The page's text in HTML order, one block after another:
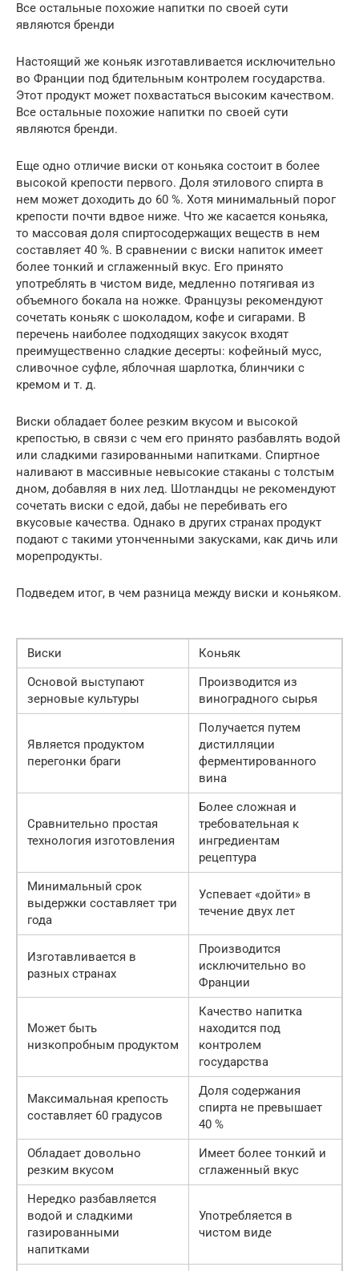
Все остальные похожие напитки по своей сути
являются бренди
Настоящий же коньяк изготавливается исключительно
во Франции под бдительным контролем государства.
Этот продукт может похвастаться высоким качеством.
Все остальные похожие напитки по своей сути
являются бренди.
Еще одно отличие виски от коньяка состоит в более
высокой крепости первого. Доля этилового спирта в
нем может доходить до 60 %. Хотя минимальный порог
крепости почти вдвое ниже. Что же касается коньяка,
то массовая доля спиртосодержащих веществ в нем
составляет 40 %. В сравнении с виски напиток имеет
более тонкий и сглаженный вкус. Его принято
употреблять в чистом виде, медленно потягивая из
объемного бокала на ножке. Французы рекомендуют
сочетать коньяк с шоколадом, кофе и сигарами. В
перечень наиболее подходящих закусок входят
преимущественно сладкие десерты: кофейный мусс,
сливочное суфле, яблочная шарлотка, блинчики с
кремом и т. д.
Виски обладает более резким вкусом и высокой
крепостью, в связи с чем его принято разбавлять водой
или сладкими газированными напитками. Спиртное
наливают в массивные невысокие стаканы с толстым
дном, добавляя в них лед. Шотландцы не рекомендуют
сочетать виски с едой, дабы не перебивать его
вкусовые качества. Однако в других странах продукт
подают с такими утонченными закусками, как дичь или
морепродукты.
Подведем итог, в чем разница между виски и коньяком.
Виски
Коньяк
Основой выступают
зерновые культуры
Производится из
виноградного сырья
Является продуктом
перегонки браги
Получается путем
дистилляции
ферментированного
вина
Сравнительно простая
технология изготовления
Более сложная и
требовательная к
ингредиентам
рецептура
Минимальный срок
выдержки составляет три
года
Успевает «дойти» в
течение двух лет
Изготавливается в
разных странах
Производится
исключительно во
Франции
Может быть
низкопробным продуктом
Качество напитка
находится под
контролем
государства
Максимальная крепость
составляет 60 градусов
Доля содержания
спирта не превышает
40 %
Обладает довольно
резким вкусом
Имеет более тонкий и
сглаженный вкус
Нередко разбавляется
водой и сладкими
газированными
напитками
Употребляется в
чистом виде